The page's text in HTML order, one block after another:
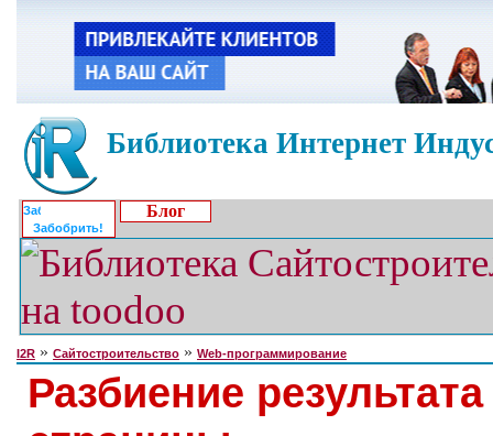
Библиотека Интернет
Забобрить!
Блог
I2R » Сайтостроительство » Web-программирование
Разбиение